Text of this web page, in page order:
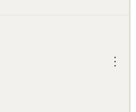
︙